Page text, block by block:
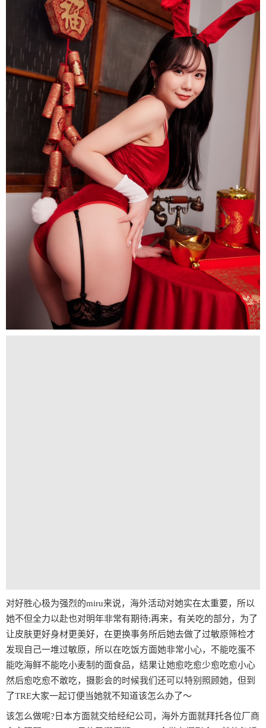
对好胜心极为强烈的miru来说，海外活动对她实在太重要，所以
她不但全力以赴也对明年非常有期待;再来，有关吃的部分，为了
让皮肤更好身材更美好，在更换事务所后她去做了过敏原筛检才
发现自己一堆过敏原，所以在吃饭方面她非常小心，不能吃蛋不
能吃海鲜不能吃小麦制的面食品，结果让她愈吃愈少愈吃愈小心
然后愈吃愈不敢吃，摄影会的时候我们还可以特别照顾她，但到
了TRE大家一起订便当她就不知道该怎么办了〜
该怎么做呢?日本方面就交给经纪公司，海外方面就拜托各位厂商